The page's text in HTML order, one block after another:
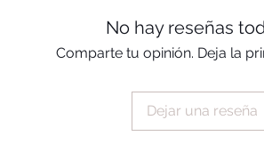
No hay reseñas
Comparte tu opinión. Deja la
Dejar una reseña